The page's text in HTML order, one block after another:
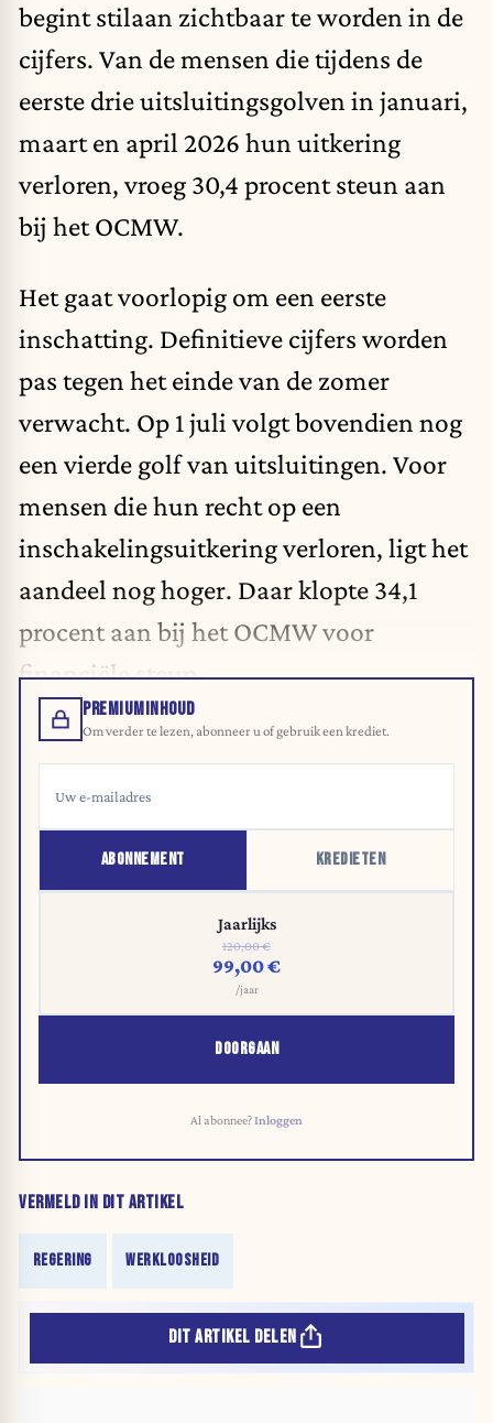
begint stilaan zichtbaar te worden in de
cijfers. Van de mensen die tijdens de
eerste drie uitsluitingsgolven in januari,
maart en april 2026 hun uitkering
verloren, vroeg 30,4 procent steun aan
bij het OCMW.
Het gaat voorlopig om een eerste
inschatting. Definitieve cijfers worden
pas tegen het einde van de zomer
verwacht. Op 1 juli volgt bovendien nog
een vierde golf van uitsluitingen. Voor
mensen die hun recht op een
inschakelingsuitkering verloren, ligt het
aandeel nog hoger. Daar klopte 34,1
procent aan bij het OCMW voor
financiële steun.
PREMIUMINHOUD
Om verder te lezen, abonneer u of gebruik een krediet.
ABONNEMENT KREDIETEN
Jaarlijks
120,00 €
99,00 €
/jaar
DOORGAAN
Al abonnee?Inloggen
VERMELD IN DIT ARTIKEL
REGERING WERKLOOSHEID
DIT ARTIKEL DELEN